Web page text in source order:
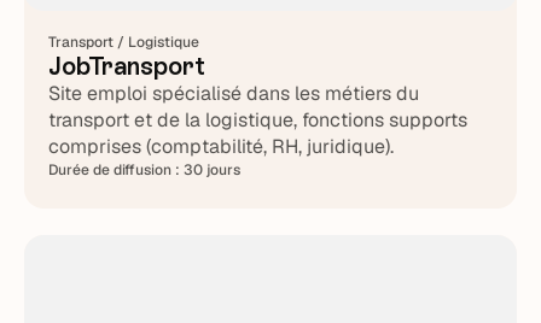
Transport / Logistique
JobTransport
Site emploi spécialisé dans les métiers du
transport et de la logistique, fonctions supports
comprises (comptabilité, RH, juridique).
Durée de diffusion :30 jours